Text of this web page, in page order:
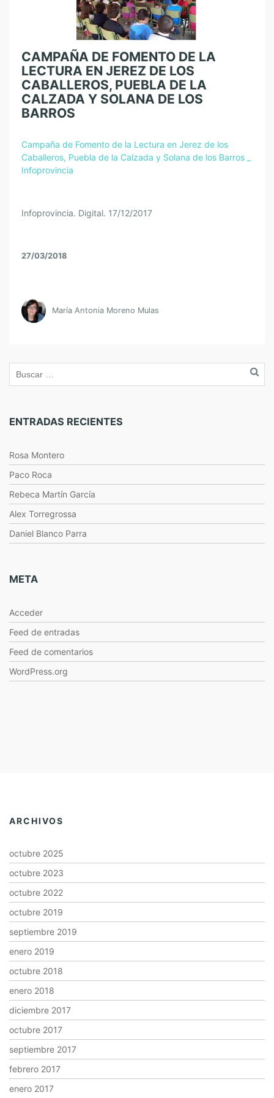
CAMPAÑA DE FOMENTO DE LA
LECTURA EN JEREZ DE LOS
CABALLEROS, PUEBLA DE LA
CALZADA Y SOLANA DE LOS
BARROS
Campaña de Fomento de la Lectura en Jerez de los
Caballeros, Puebla de la Calzada y Solana de los Barros _
Infoprovincia
Infoprovincia. Digital. 17/12/2017
27/03/2018
María Antonia Moreno Mulas
ENTRADAS RECIENTES
Rosa Montero
Paco Roca
Rebeca Martín García
Alex Torregrossa
Daniel Blanco Parra
META
Acceder
Feed de entradas
Feed de comentarios
WordPress.org
ARCHIVOS
octubre 2025
octubre 2023
octubre 2022
octubre 2019
septiembre 2019
enero 2019
octubre 2018
enero 2018
diciembre 2017
octubre 2017
septiembre 2017
febrero 2017
enero 2017